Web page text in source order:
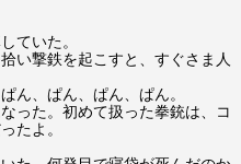
ていた。
い撃鉄を起こすと、すぐさま人
ん、ぱん、ぱん、ぱん。
った。初めて扱った拳銃は、コ
たよ。